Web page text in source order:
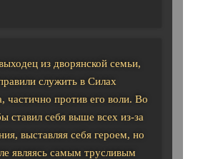
из дворянской семьи,
служить в Силах
частично против его воли. Во
ставил себя выше всех из-за
выставляя себя героем, но
являясь самым трусливым